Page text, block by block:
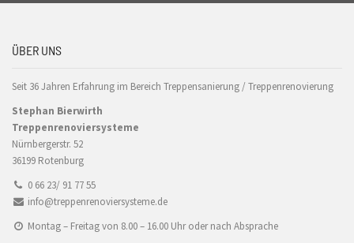
ÜBER UNS
Seit 36 Jahren Erfahrung im Bereich Treppensanierung / Treppenrenovierung
Stephan Bierwirth
Treppenrenoviersysteme
Nürnbergerstr. 52
36199 Rotenburg
0 66 23/ 91 77 55
info@treppenrenoviersysteme.de
Montag – Freitag von 8.00 – 16.00 Uhr oder nach Absprache